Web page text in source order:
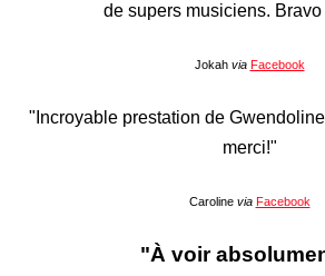
de supers musiciens. Bravo
Jokah via Facebook
"Incroyable prestation de
merci!"
Caroline via Facebook
"À voir